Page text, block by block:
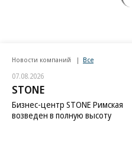
Новости компаний Все
07.08.2026
STONE
Бизнес-центр STONE Римская
возведен в полную высоту